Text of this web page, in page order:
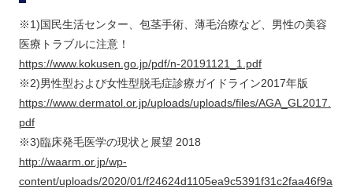
※1)国民生活センター、包茎手術、薄毛治療など、男性の美容
医療トラブルに注意！
https://www.kokusen.go.jp/pdf/n-20191121_1.pdf
※2)男性型および女性型脱毛症診療ガイドライン2017年版
https://www.dermatol.or.jp/uploads/uploads/files/AGA_GL2017.
pdf
※3)臨床発毛医学の現状と展望 2018
http://waarm.or.jp/wp-
content/uploads/2020/01/f24624d1105ea9c5391f31c2faa46f9a